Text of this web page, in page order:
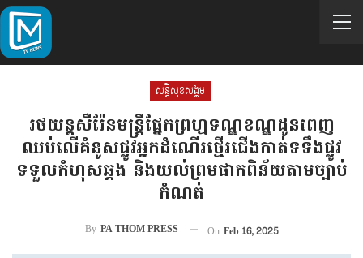
សន្តិសុខសង្គម
រថយន្តសឺរ៉ែនមន្ត្រីផ្នែកព្រហ្មទណ្ឌខណ្ឌដូនពេញ
ឈប់លើគំនូសផ្លូវអ្នកដំណើរថ្មើរជើងកាត់ទទឹងផ្លូវ
ទទួលកំហុសឆ្គង និងយល់ព្រមផាកពិន័យតាមច្បាប់
កំណត់
By PA THOM PRESS On Feb 16, 2025